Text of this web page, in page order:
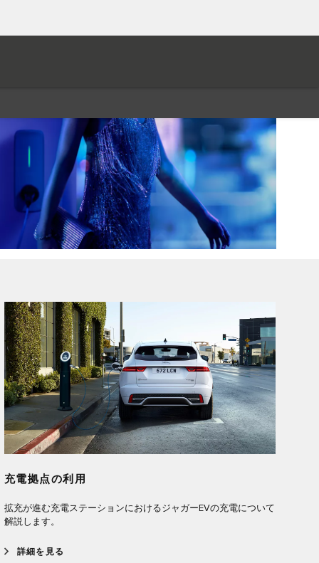
充電拠点の利用
拡充が進む充電ステーションにおけるジャガーEVの充電について
解説します。
詳細を見る